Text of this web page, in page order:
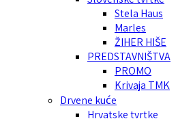
Stela Haus
Marles
ŽIHER HIŠE
PREDSTAVNIŠTVA
PROMO
Krivaja TMK
Drvene kuće
Hrvatske tvrtke